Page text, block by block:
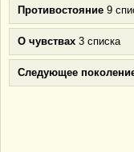
Противостояние 9
О чувствах 3 списка
Следующее